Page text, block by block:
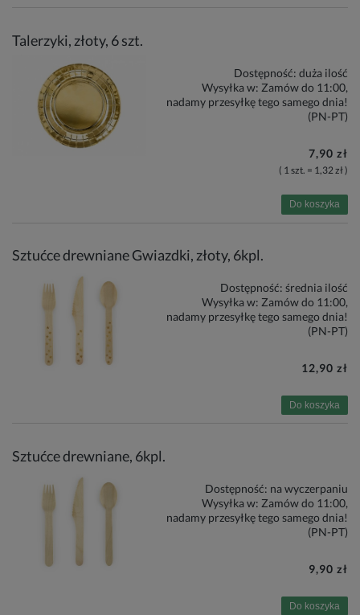
Talerzyki, złoty, 6 szt.
Dostępność: duża ilość
Wysyłka w: Zamów do 11:00,
nadamy przesyłkę tego samego dnia!
(PN-PT)
7,90 zł
( 1 szt. = 1,32 zł )
Do koszyka
Sztućce drewniane Gwiazdki, złoty, 6kpl.
Dostępność: średnia ilość
Wysyłka w: Zamów do 11:00,
nadamy przesyłkę tego samego dnia!
(PN-PT)
12,90 zł
Do koszyka
Sztućce drewniane, 6kpl.
Dostępność: na wyczerpaniu
Wysyłka w: Zamów do 11:00,
nadamy przesyłkę tego samego dnia!
(PN-PT)
9,90 zł
Do koszyka